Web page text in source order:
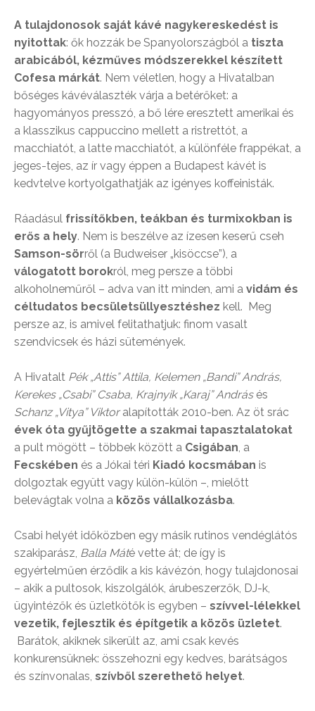
A tulajdonosok saját kávé nagykereskedést is
nyitottak: ők hozzák be Spanyolországból a tiszta
arabicából, kézműves módszerekkel készített
Cofesa márkát. Nem véletlen, hogy a Hivatalban
bőséges kávéválaszték várja a betérőket: a
hagyományos presszó, a bő lére eresztett amerikai és
a klasszikus cappuccino mellett a ristrettót, a
macchiatót, a latte macchiatót, a különféle frappékat, a
jeges-tejes, az ír vagy éppen a Budapest kávét is
kedvtelve kortyolgathatják az igényes koffeinisták.
Ráadásul frissítőkben, teákban és turmixokban is
erős a hely. Nem is beszélve az ízesen keserű cseh
Samson-sörről (a Budweiser „kisöccse”), a
válogatott borokról, meg persze a többi
alkoholneműről – adva van itt minden, ami a vidám és
céltudatos becsületsüllyesztéshez kell. Meg
persze az, is amivel felitathatjuk: finom vasalt
szendvicsek és házi sütemények.
A Hivatalt Pék „Attis” Attila, Kelemen „Bandi” András,
Kerekes „Csabi” Csaba, Krajnyik „Karaj” András és
Schanz „Vitya” Viktoralapították 2010-ben. Az öt srác
évek óta gyűjtögette a szakmai tapasztalatokat
a pult mögött – többek között a Csigában, a
Fecskében és a Jókai téri Kiadó kocsmában is
dolgoztak együtt vagy külön-külön –, mielőtt
belevágtak volna a közös vállalkozásba.
Csabi helyét időközben egy másik rutinos vendéglátós
szakiparász, Balla Máté vette át; de így is
egyértelműen érződik a kis kávézón, hogy tulajdonosai
– akik a pultosok, kiszolgálók, árubeszerzők, DJ-k,
ügyintézők és üzletkötők is egyben – szívvel-lélekkel
vezetik, fejlesztik és építgetik a közös üzletet.
Barátok, akiknek sikerült az, ami csak kevés
konkurensüknek: összehozni egy kedves, barátságos
és színvonalas, szívből szerethető helyet.